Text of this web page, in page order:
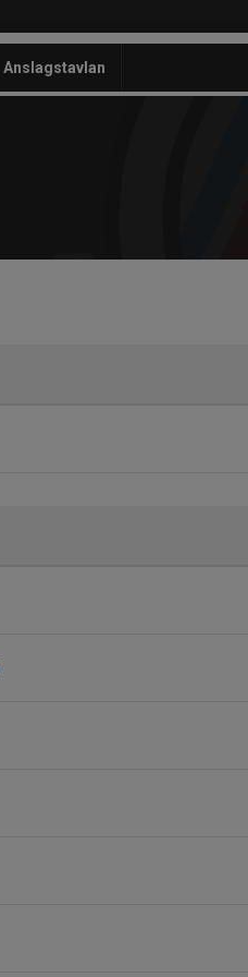
Anslagstavlan